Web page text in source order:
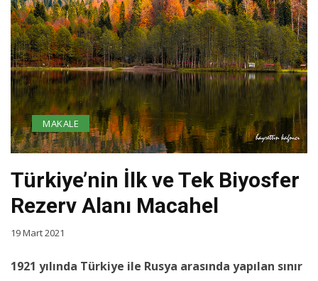
Türkiye’nin İlk ve Tek Biyosfer
Rezerv Alanı Macahel
MAKALE
19 Mart 2021
1921 yılında Türkiye ile Rusya arasında yapılan sınır